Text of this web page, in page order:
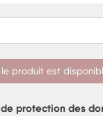
produit est
protection des